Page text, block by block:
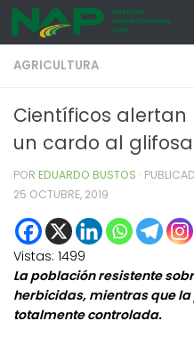
Skip to content
AGRICULTURA
Científicos
un cardo al
POR EDUARDO BUSTOS ·
25 OCTUBRE, 2019
Vistas: 1499
La población resistente
herbicidas, mientras que
totalmente controlada.